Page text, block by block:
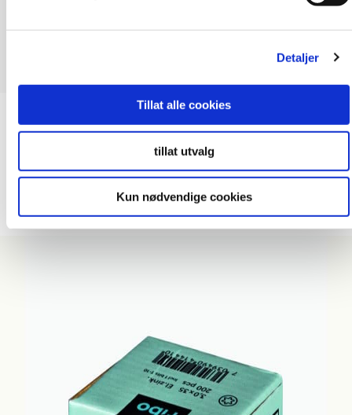
Detaljer
Tillat alle cookies
tillat utvalg
Kun nødvendige cookies
Fibo Sealing Tools
Antal fogklossar per packet: 2